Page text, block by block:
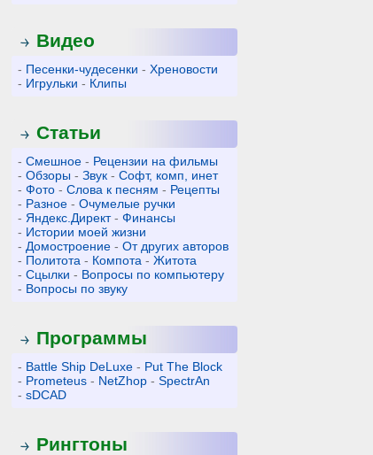
Видео
- Песенки-чудесенки -Хреновости
- Игрульки - Клипы
Статьи
-Смешное - Рецензии на фильмы
-Обзоры -Звук -Софт, комп, инет
-Фото -Слова к песням - Рецепты
- Разное -Очумелые ручки
- Яндекс.Директ-Финансы
- Истории моей жизни
- Домостроение -От других авторов
- Политота - Компота -Житота
-Сцылки - Вопросы по компьютеру
- Вопросы по звуку
Программы
- Battle Ship DeLuxe - Put The Block
- Prometeus - NetZhop -SpectrAn
-sDCAD
Рингтоны